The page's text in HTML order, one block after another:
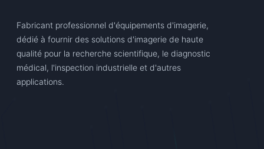
Fabricant professionnel d'équipements d'imagerie,
dédié à fournir des solutions d'imagerie de haute
qualité pour la recherche scientifique, le diagnostic
médical, l'inspection industrielle et d'autres
applications.